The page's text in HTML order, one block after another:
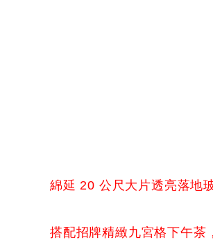
綿延 20 公尺大片透亮落地
搭配招牌精緻九宮格下午茶